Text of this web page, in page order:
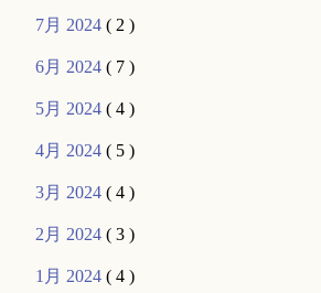
7月 2024( 2 )
6月 2024( 7 )
5月 2024( 4 )
4月 2024( 5 )
3月 2024( 4 )
2月 2024( 3 )
1月 2024( 4 )